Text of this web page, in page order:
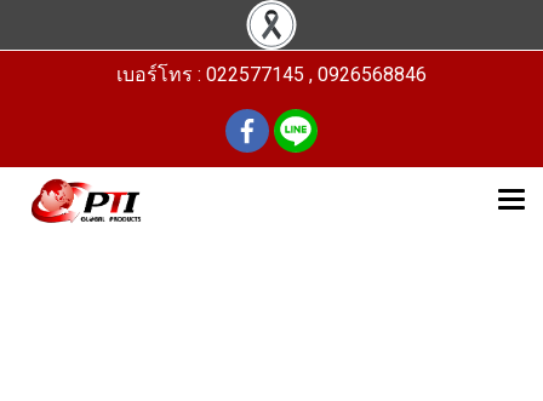
เบอร์โทร : 022577145 , 0926568846